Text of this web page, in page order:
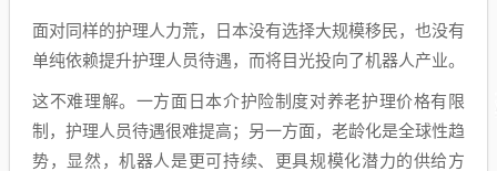
面对同样的护理人力荒，日本没有选择大规模移民，也没有
单纯依赖提升护理人员待遇，而将目光投向了机器人产业。
这不难理解。一方面日本介护险制度对养老护理价格有限
制，护理人员待遇很难提高；另一方面，老龄化是全球性趋
势，显然，机器人是更可持续、更具规模化潜力的供给方